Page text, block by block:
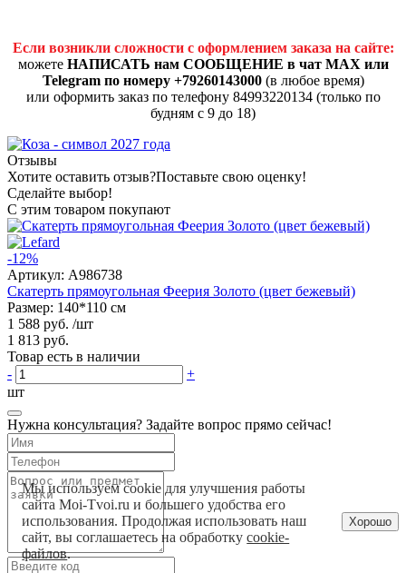
Если возникли сложности с оформлением заказа на сайте:
можете НАПИСАТЬ нам СООБЩЕНИЕ в чат MAX или
Telegram по номеру +79260143000(в любое время)
или оформить заказ по телефону 84993220134 (только по
будням с 9 до 18)
Отзывы
Хотите оставить отзыв?Поставьте свою оценку!
Сделайте выбор!
С этим товаром покупают
-12%
Артикул: A986738
Скатерть прямоугольная Феерия Золото (цвет бежевый)
Размер: 140*110 см
1 588 руб. /шт
1 813 руб.
Товар есть в наличии
-
+
шт
Нужна консультация? Задайте вопрос прямо сейчас!
Мы используем cookie для улучшения работы
сайта Moi-Tvoi.ru и большего удобства его
использования. Продолжая использовать наш
сайт, вы соглашаетесь на обработкуcookie-
файлов.
Хорошо